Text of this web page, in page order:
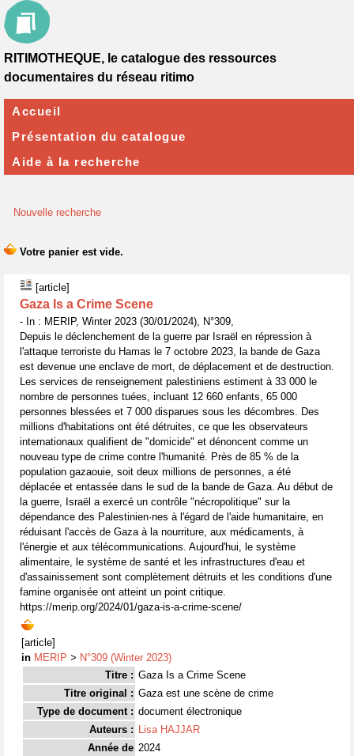
Nouvelle recherche
[article]
Gaza Is a Crime Scene
- In : MERIP, Winter 2023 (30/01/2024), N°309,
Depuis le déclenchement de la guerre par Israël en répression à
l'attaque terroriste du Hamas le 7 octobre 2023, la bande de Gaza
est devenue une enclave de mort, de déplacement et de destruction.
Les services de renseignement palestiniens estiment à 33 000 le
nombre de personnes tuées, incluant 12 660 enfants, 65 000
personnes blessées et 7 000 disparues sous les décombres. Des
millions d'habitations ont été détruites, ce que les observateurs
internationaux qualifient de "domicide" et dénoncent comme un
nouveau type de crime contre l'humanité. Près de 85 % de la
population gazaouie, soit deux millions de personnes, a été
déplacée et entassée dans le sud de la bande de Gaza. Au début de
la guerre, Israël a exercé un contrôle "nécropolitique" sur la
dépendance des Palestinien·nes à l'égard de l'aide humanitaire, en
réduisant l'accès de Gaza à la nourriture, aux médicaments, à
l'énergie et aux télécommunications. Aujourd'hui, le système
alimentaire, le système de santé et les infrastructures d'eau et
d'assainissement sont complètement détruits et les conditions d'une
famine organisée ont atteint un point critique.
https://merip.org/2024/01/gaza-is-a-crime-scene/
[article]
in MERIP > N°309 (Winter 2023)
Titre : Gaza Is a Crime Scene
Titre original : Gaza est une scène de crime
Type de document : document électronique
Auteurs : Lisa HAJJAR
Année de 2024
RITIMOTHEQUE, le catalogue des ressources
documentaires du réseau ritimo
Accueil
Présentation du catalogue
Aide à la recherche